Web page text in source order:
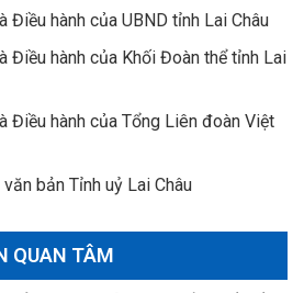
Điều hành của UBND tỉnh Lai Châu
Điều hành của Khối Đoàn thể tỉnh Lai
Điều hành của Tổng Liên đoàn Việt
bản Tỉnh uỷ Lai Châu
QUAN TÂM